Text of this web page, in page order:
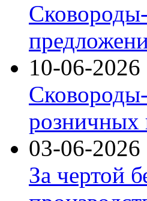
10-06-2026
розничных
03-06-2026
За чертой